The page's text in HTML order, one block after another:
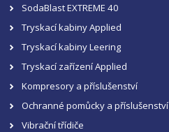
SodaBlast EXTREME 40
Tryskací kabiny Applied
Tryskací kabiny Leering
Tryskací zařízení Applied
Kompresory a příslušenství
Ochranné pomůcky a příslušenství
Vibrační třídiče